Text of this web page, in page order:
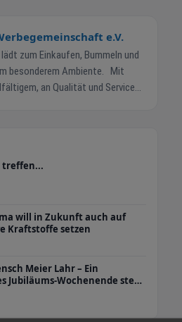
e.V.
zum Einkaufen, Bummeln und
besonderem Ambiente. Mit
an Qualität und Service
rund ums Jahr zählt die
herausragenden und besonders
treffen...
will in Zukunft auch auf
Kraftstoffe setzen
Meier Lahr – Ein
Jubiläums-Wochenende steht